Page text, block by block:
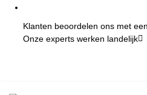
Klanten beoordelen ons met
Onze experts werken landelijk